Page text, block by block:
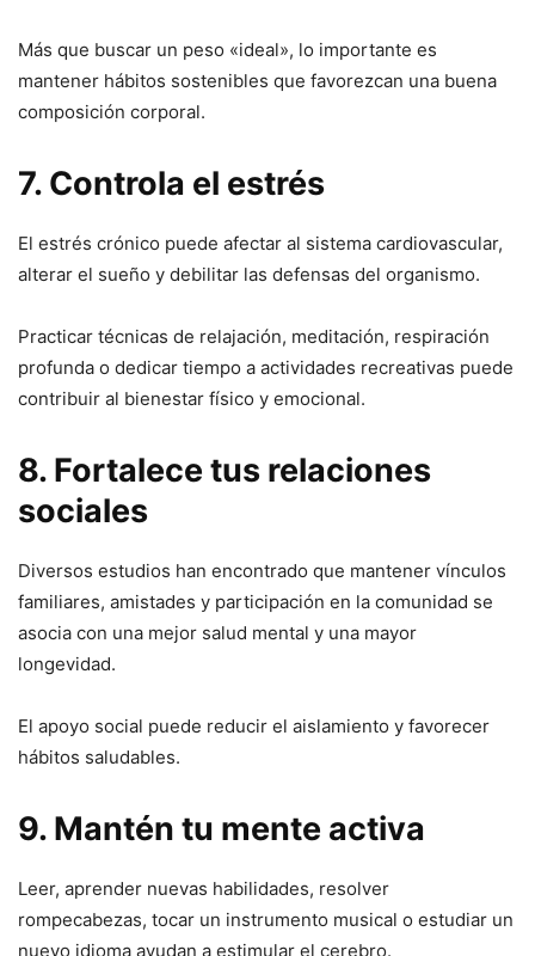
Más que buscar un peso «ideal», lo importante es
mantener hábitos sostenibles que favorezcan una buena
composición corporal.
7. Controla el estrés
El estrés crónico puede afectar al sistema cardiovascular,
alterar el sueño y debilitar las defensas del organismo.
Practicar técnicas de relajación, meditación, respiración
profunda o dedicar tiempo a actividades recreativas puede
contribuir al bienestar físico y emocional.
8. Fortalece tus relaciones
sociales
Diversos estudios han encontrado que mantener vínculos
familiares, amistades y participación en la comunidad se
asocia con una mejor salud mental y una mayor
longevidad.
El apoyo social puede reducir el aislamiento y favorecer
hábitos saludables.
9. Mantén tu mente activa
Leer, aprender nuevas habilidades, resolver
rompecabezas, tocar un instrumento musical o estudiar un
nuevo idioma ayudan a estimular el cerebro.